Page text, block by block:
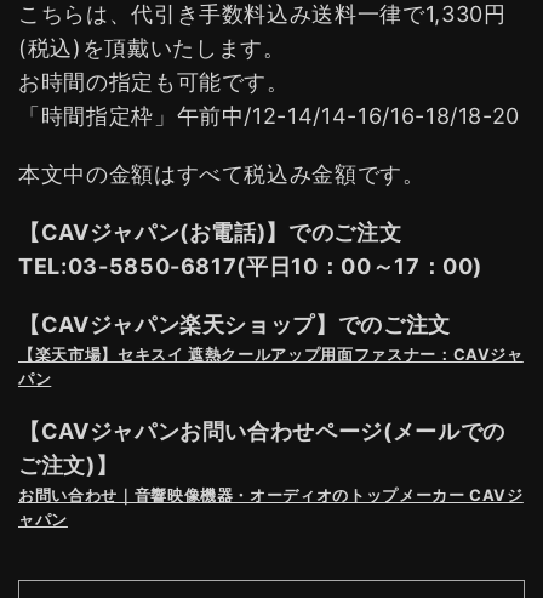
こちらは、代引き手数料込み送料一律で1,330円
(税込)を頂戴いたします。
お時間の指定も可能です。
「時間指定枠」午前中/12-14/14-16/16-18/18-20
本文中の金額はすべて税込み金額です。
【CAVジャパン(お電話)】でのご注文
TEL:03-5850-6817(平日10：00～17：00)
【CAVジャパン楽天ショップ】でのご注文
【楽天市場】セキスイ 遮熱クールアップ用面ファスナー：CAVジャ
パン
【CAVジャパンお問い合わせページ(メールでの
ご注文)】
お問い合わせ｜音響映像機器・オーディオのトップメーカー CAVジ
ャパン